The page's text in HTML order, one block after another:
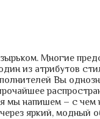
Многие
из атрибутов
Вы
напишем – с чем
яркий, модный